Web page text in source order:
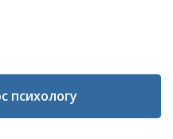
психологу